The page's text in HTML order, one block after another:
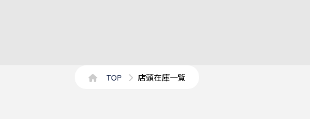
TOP 店頭在庫一覧